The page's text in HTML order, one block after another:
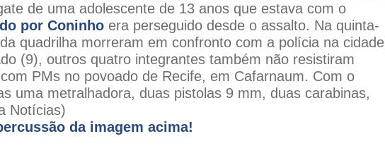
de uma adolescente de 13 anos que estava com o
por Coninho era perseguido desde o assalto. Na quinta-
quadrilha morreram em confronto com a polícia na cidade
(9), outros quatro integrantes também não resistiram
PMs no povoado de Recife, em Cafarnaum. Com o
uma metralhadora, duas pistolas 9 mm, duas carabinas,
Notícias)
da imagem acima!